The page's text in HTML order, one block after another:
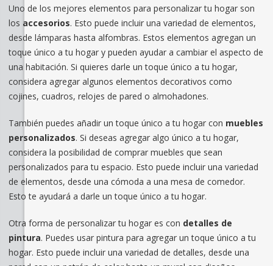
Uno de los mejores elementos para personalizar tu hogar son
los accesorios. Esto puede incluir una variedad de elementos,
desde lámparas hasta alfombras. Estos elementos agregan un
toque único a tu hogar y pueden ayudar a cambiar el aspecto de
una habitación. Si quieres darle un toque único a tu hogar,
considera agregar algunos elementos decorativos como
cojines, cuadros, relojes de pared o almohadones.
También puedes añadir un toque único a tu hogar con muebles
personalizados. Si deseas agregar algo único a tu hogar,
considera la posibilidad de comprar muebles que sean
personalizados para tu espacio. Esto puede incluir una variedad
de elementos, desde una cómoda a una mesa de comedor.
Esto te ayudará a darle un toque único a tu hogar.
Otra forma de personalizar tu hogar es con detalles de
pintura. Puedes usar pintura para agregar un toque único a tu
hogar. Esto puede incluir una variedad de detalles, desde una